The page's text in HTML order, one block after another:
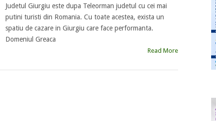
Judetul Giurgiu este dupa Teleorman judetul cu cei mai
putini turisti din Romania. Cu toate acestea, exista un
spatiu de cazare in Giurgiu care face performanta.
Domeniul Greaca
Read More